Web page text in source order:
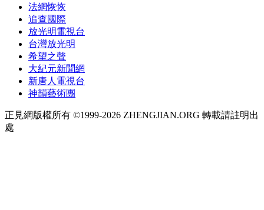
法網恢恢
追查國際
放光明電視台
台灣放光明
希望之聲
大紀元新聞網
新唐人電視台
神韻藝術團
正見網版權所有 ©1999-2026 ZHENGJIAN.ORG 轉載請註明出
處